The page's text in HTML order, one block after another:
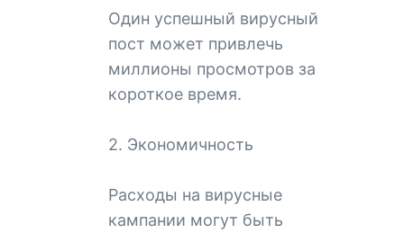
Один успешный вирусный
пост может привлечь
миллионы просмотров за
короткое время.
2. Экономичность
Расходы на вирусные
кампании могут быть